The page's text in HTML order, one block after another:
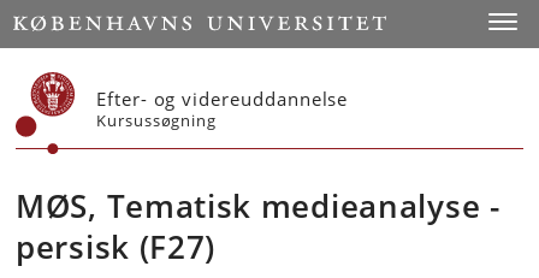
Start
Efter- og videreuddannelse
Kursussøgning
MØS, Tematisk medieanalyse -
persisk (F27)